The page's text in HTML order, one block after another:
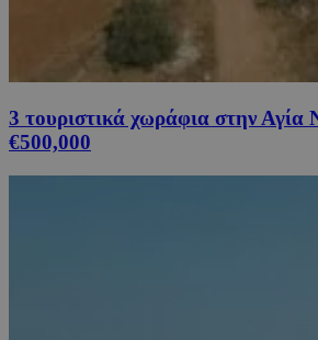
3 τουριστικά χωράφια στην Αγία
€500,000